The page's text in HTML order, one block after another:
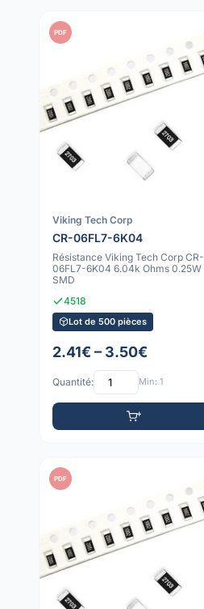
PDF
Viking Tech Corp
CR-06FL7-6K04
Résistance Viking Tech Corp CR-
06FL7-6K04 6.04k Ohms 0.25W
SMD
4518
Lot de 500 pièces
2.41€ – 3.50€
Quantité: Min: 1
PDF